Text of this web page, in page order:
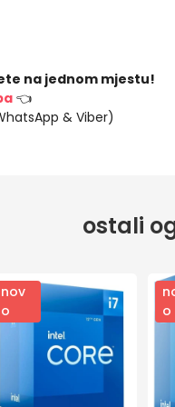
na jednom mjestu!
👈
& Viber)
ostali
nov
o
o